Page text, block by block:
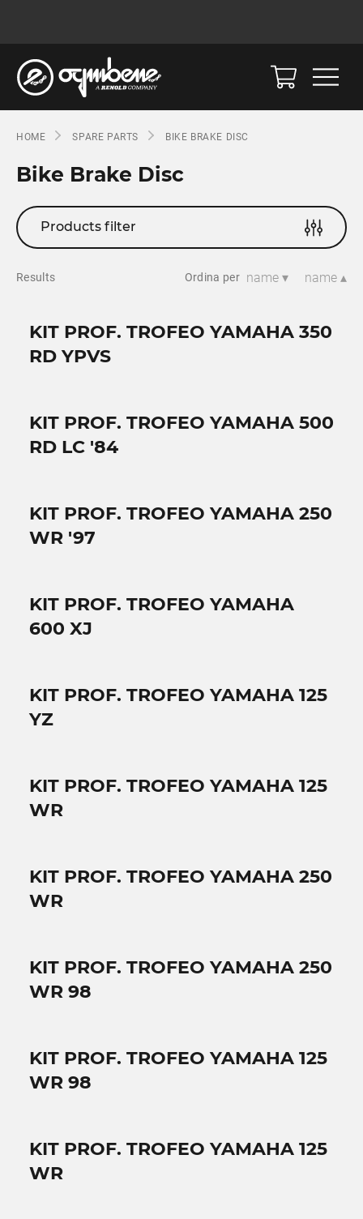
HOME SPARE PARTS BIKE BRAKE DISC
Bike Brake Disc
Products filter
Results Ordina per name ▾ name ▴
KIT PROF. TROFEO YAMAHA 350
RD YPVS
KIT PROF. TROFEO YAMAHA 500
RD LC '84
KIT PROF. TROFEO YAMAHA 250
WR '97
KIT PROF. TROFEO YAMAHA
600 XJ
KIT PROF. TROFEO YAMAHA 125
YZ
KIT PROF. TROFEO YAMAHA 125
WR
KIT PROF. TROFEO YAMAHA 250
WR
KIT PROF. TROFEO YAMAHA 250
WR 98
KIT PROF. TROFEO YAMAHA 125
WR 98
KIT PROF. TROFEO YAMAHA 125
WR